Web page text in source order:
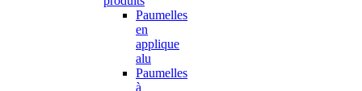
Paumelles
en
applique
alu
Paumelles
à